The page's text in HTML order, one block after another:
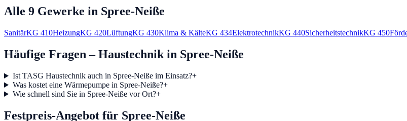
Alle 9 Gewerke in Spree-Neiße
SanitärKG 410HeizungKG 420LüftungKG 430Klima & KälteKG 434ElektrotechnikKG 440SicherheitstechnikKG 450
Häufige Fragen – Haustechnik in Spree-Neiße
Ist TASG Haustechnik auch in Spree-Neiße im Einsatz?+
Was kostet eine Wärmepumpe in Spree-Neiße?+
Wie schnell sind Sie in Spree-Neiße vor Ort?+
Festpreis-Angebot für Spree-Neiße